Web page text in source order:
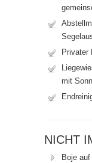
Privater
mit
NICHT
Boje